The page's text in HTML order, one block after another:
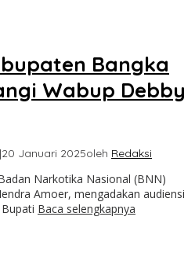
Bangka
Wabup Debby
|20 Januari 2025oleh Redaksi
Narkotika Nasional (BNN)
Amoer, mengadakan audiensi
Baca selengkapnya